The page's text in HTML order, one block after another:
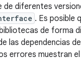
de diferentes
. Es posible
de forma
las dependencias
errores muestran